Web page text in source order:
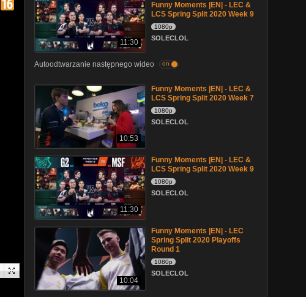
11:30
Funny Moments |EN| - LEC &
LCS Spring Split 2020 Week 9
1080p
SOLECLOL
Autoodtwarzanie następnego wideo on
10:53
Funny Moments |EN| - LEC &
LCS Spring Split 2020 Week 7
1080p
SOLECLOL
11:30
Funny Moments |EN| - LEC &
LCS Spring Split 2020 Week 9
1080p
SOLECLOL
10:04
Funny Moments |EN| - LEC
Spring Split 2020 Playoffs
Round 1
1080p
SOLECLOL